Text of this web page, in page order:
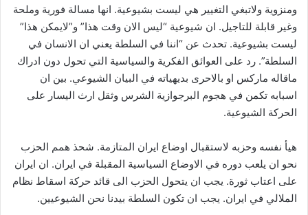
ومنزوية ولاتبغي التغيير هي ليست بشيوعية. انها مسالة فورية وملحة
وغير قابلة للتاجيل. ان شيوعية “ليس الان وقت هذا” و”لايمكن هذا”
ليست بشيوعية. تحدث عن “اننا في السلطة يعني ان الانسان في
السلطة”. رد على العوائق الفكرية والسياسية التي تحول دون ادراك
ماقاله ماركس او بالاحرى بديهياته في البيان الشيوعي. بين ان
اسبابه تكمن في هجوم البرجوازية الشرس وثقل ارث اليسار على
الحركة الشيوعية.
هيأ نفسه وحزبه لاستقبال اوضاع ايران المتازمة. شحذ همم الحزب
نحو ان يلعب دوره في الاوضاع السياسية المقبلة في ايران. ان ايران
على اعتاب ثورة. يجب ان يتحول الحزب الى قائد حركة اسقاط نظام
الملالي في ايران. يجب ان تكون السلطة بيدنا نحن الشيوعيين.